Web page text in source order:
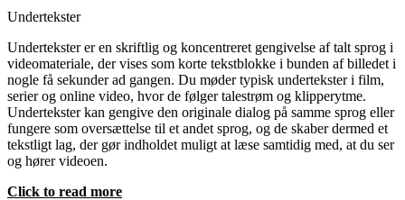
Undertekster
Undertekster er en skriftlig og koncentreret gengivelse af talt sprog i
videomateriale, der vises som korte tekstblokke i bunden af billedet i
nogle få sekunder ad gangen. Du møder typisk undertekster i film,
serier og online video, hvor de følger talestrøm og klipperytme.
Undertekster kan gengive den originale dialog på samme sprog eller
fungere som oversættelse til et andet sprog, og de skaber dermed et
tekstligt lag, der gør indholdet muligt at læse samtidig med, at du ser
og hører videoen.
Click to read more